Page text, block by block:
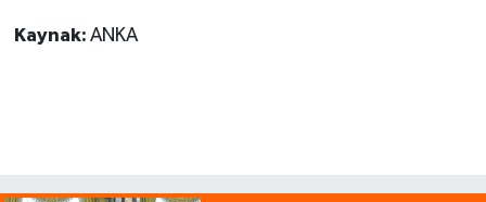
Kaynak: ANKA